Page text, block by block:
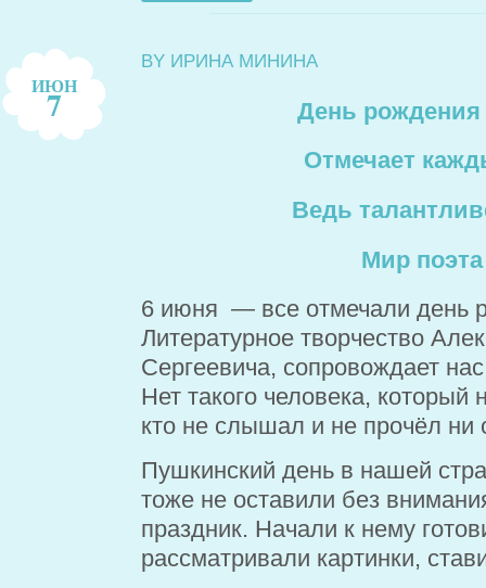
ИЮН
7
BY ИРИНА МИНИНА
День рождения
Отмечает
Ведь
Мир
6 июня — все отмечали день
Литературное творчество
Сергеевича, сопровождает
Нет такого человека,
кто не слышал и не прочёл ни
Пушкинский день в нашей
тоже не оставили без
праздник. Начали к нему
рассматривали картинки,